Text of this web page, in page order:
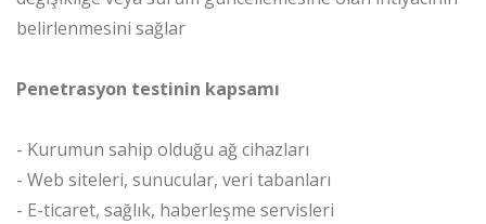
belirlenmesini sağlar
Penetrasyon testinin kapsamı
- Kurumun sahip olduğu ağ cihazları
- Web siteleri, sunucular, veri tabanları
- E-ticaret, sağlık, haberleşme servisleri